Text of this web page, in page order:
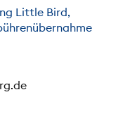
Little Bird,